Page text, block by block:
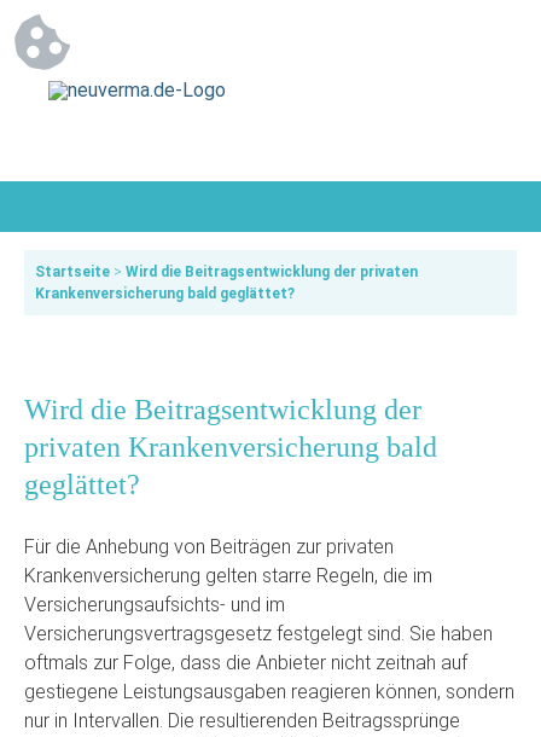
Startseite > Wird die Beitragsentwicklung der privaten
Krankenversicherung bald geglättet?
Wird die Beitragsentwicklung der
privaten Krankenversicherung bald
geglättet?
Für die Anhebung von Beiträgen zur privaten
Krankenversicherung gelten starre Regeln, die im
Versicherungsaufsichts- und im
Versicherungsvertragsgesetz festgelegt sind. Sie haben
oftmals zur Folge, dass die Anbieter nicht zeitnah auf
gestiegene Leistungsausgaben reagieren können, sondern
nur in Intervallen. Die resultierenden Beitragssprünge